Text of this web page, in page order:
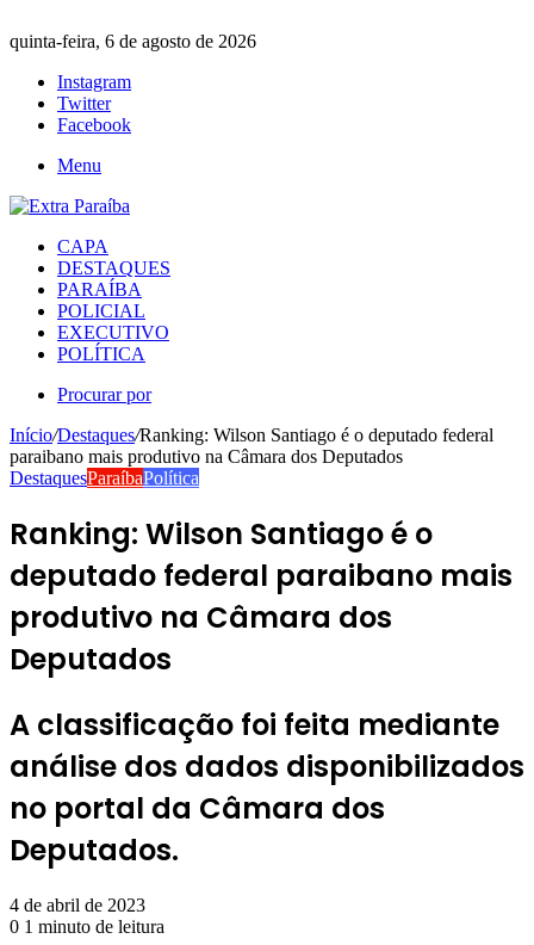
quinta-feira, 6 de agosto de 2026
Instagram
Twitter
Facebook
Menu
CAPA
DESTAQUES
PARAÍBA
POLICIAL
EXECUTIVO
POLÍTICA
Procurar por
Início/Destaques/Ranking: Wilson Santiago é o deputado federal
paraibano mais produtivo na Câmara dos Deputados
DestaquesParaíbaPolítica
Ranking: Wilson Santiago é o
deputado federal paraibano mais
produtivo na Câmara dos
Deputados
A classificação foi feita mediante
análise dos dados disponibilizados
no portal da Câmara dos
Deputados.
4 de abril de 2023
0 1 minuto de leitura